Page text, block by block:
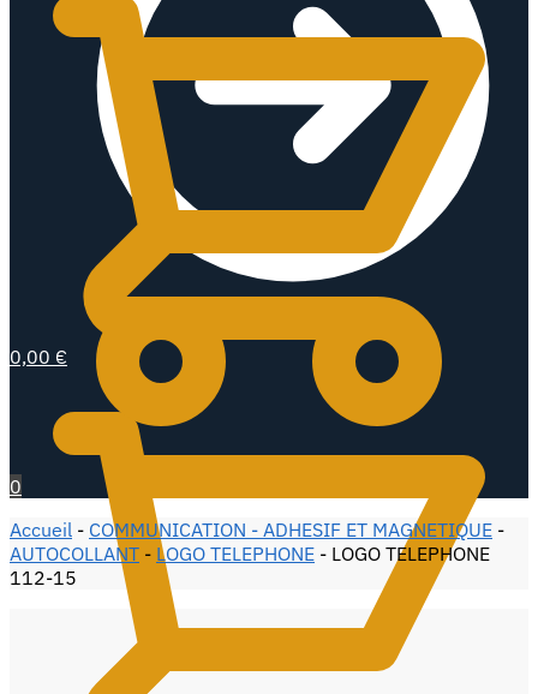
0,00 €
0
Accueil - COMMUNICATION - ADHESIF ET MAGNETIQUE -
AUTOCOLLANT - LOGO TELEPHONE - LOGO TELEPHONE
112-15